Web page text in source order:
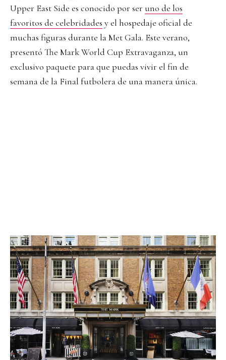
Upper East Side es conocido por ser uno de los
favoritos de celebridades y el hospedaje oficial de
muchas figuras durante la Met Gala. Este verano,
presentó The Mark World Cup Extravaganza, un
exclusivo paquete para que puedas vivir el fin de
semana de la Final futbolera de una manera única.